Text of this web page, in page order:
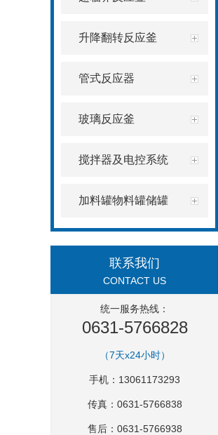
升降翻转反应釜
管式反应器
玻璃反应釜
搅拌器及电控系统
加料罐物料罐储罐
联系我们
CONTACT US
统一服务热线：
0631-5766828
（7天x24小时）
手机：13061173293
传真：0631-5766838
售后：0631-5766938